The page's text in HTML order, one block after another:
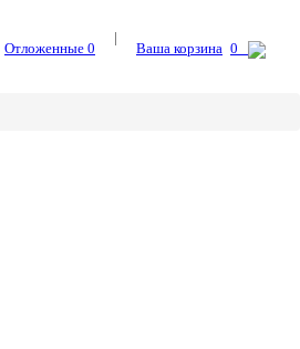
Отложенные 0
|
Ваша корзина 0